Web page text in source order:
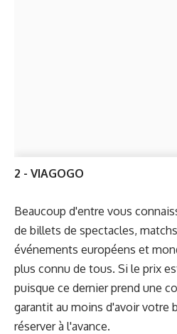
2 - VIAGOGO
Beaucoup d'entre vous
de billets de spectacles,
événements européens et
plus connu de tous. Si le prix
puisque ce dernier prend une
garantit au moins d'avoir votre
réserver à l'avance.